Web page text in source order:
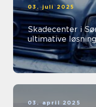
03. juli 2025
Skadecenter i
ultimative
03. april 2025